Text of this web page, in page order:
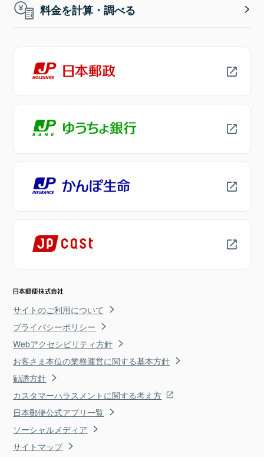
料金を計算・調べる
サイトのご利用について
プライバシーポリシー
Webアクセシビリティ方針
お客さま本位の業務運営に関する基本方針
勧誘方針
カスタマーハラスメントに関する考え方
日本郵便公式アプリ一覧
ソーシャルメディア
サイトマップ